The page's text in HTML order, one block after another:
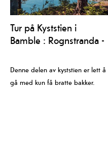
Tur på Kyststien i
Bamble : Rognstranda -
Denne delen av kyststien er lett å
gå med kun få bratte bakker.